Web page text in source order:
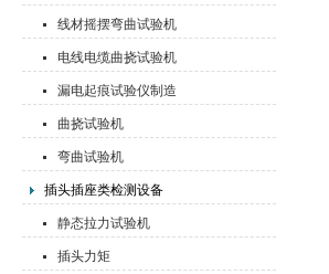
线材摇摆弯曲试验机
电线电缆曲挠试验机
漏电起痕试验仪制造
曲挠试验机
弯曲试验机
插头插座类检测设备
静态拉力试验机
插头力矩